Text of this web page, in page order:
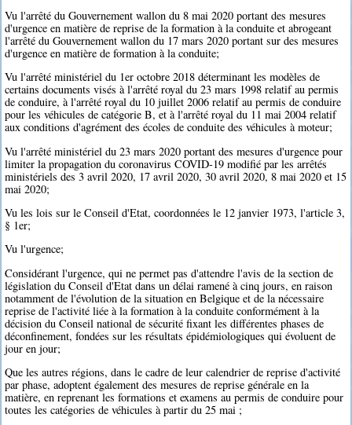
Vu l'arrêté du Gouvernement wallon du 8 mai 2020 portant des mesures
d'urgence en matière de reprise de la formation à la conduite et abrogeant
l'arrêté du Gouvernement wallon du 17 mars 2020 portant sur des mesures
d'urgence en matière de formation à la conduite;
Vu l'arrêté ministériel du 1er octobre 2018 déterminant les modèles de
certains documents visés à l'arrêté royal du 23 mars 1998 relatif au permis
de conduire, à l'arrêté royal du 10 juillet 2006 relatif au permis de conduire
pour les véhicules de catégorie B, et à l'arrêté royal du 11 mai 2004 relatif
aux conditions d'agrément des écoles de conduite des véhicules à moteur;
Vu l'arrêté ministériel du 23 mars 2020 portant des mesures d'urgence pour
limiter la propagation du coronavirus COVID-19 modifié par les arrêtés
ministériels des 3 avril 2020, 17 avril 2020, 30 avril 2020, 8 mai 2020 et 15
mai 2020;
Vu les lois sur le Conseil d'Etat, coordonnées le 12 janvier 1973, l'article 3,
§ 1er;
Vu l'urgence;
Considérant l'urgence, qui ne permet pas d'attendre l'avis de la section de
législation du Conseil d'Etat dans un délai ramené à cinq jours, en raison
notamment de l'évolution de la situation en Belgique et de la nécessaire
reprise de l'activité liée à la formation à la conduite conformément à la
décision du Conseil national de sécurité fixant les différentes phases de
déconfinement, fondées sur les résultats épidémiologiques qui évoluent de
jour en jour;
Que les autres régions, dans le cadre de leur calendrier de reprise d'activité
par phase, adoptent également des mesures de reprise générale en la
matière, en reprenant les formations et examens au permis de conduire pour
toutes les catégories de véhicules à partir du 25 mai ;